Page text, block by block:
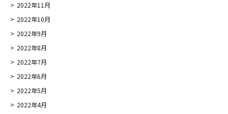
2022年11月
2022年10月
2022年9月
2022年8月
2022年7月
2022年6月
2022年5月
2022年4月